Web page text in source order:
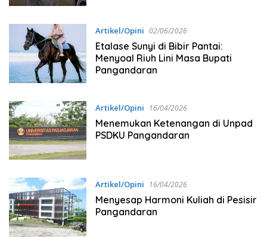
Artikel/Opini 02/06/2026
Etalase Sunyi di Bibir Pantai:
Menyoal Riuh Lini Masa Bupati
Pangandaran
Artikel/Opini 16/04/2026
Menemukan Ketenangan di Unpad
PSDKU Pangandaran
Artikel/Opini 16/04/2026
Menyesap Harmoni Kuliah di Pesisir
Pangandaran